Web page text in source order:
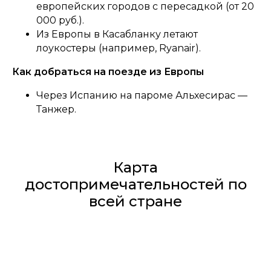
европейских городов с пересадкой (от 20
000 руб.).
Из Европы в Касабланку летают
лоукостеры (например, Ryanair).
Как добраться на поезде из Европы
Через Испанию на пароме Альхесирас —
Танжер.
Карта
достопримечательностей по
всей стране